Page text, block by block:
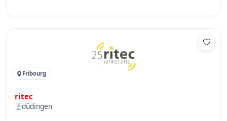
Fribourg
ritec
düdingen